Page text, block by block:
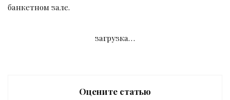
банкетном зале.
загрузка…
Оцените статью